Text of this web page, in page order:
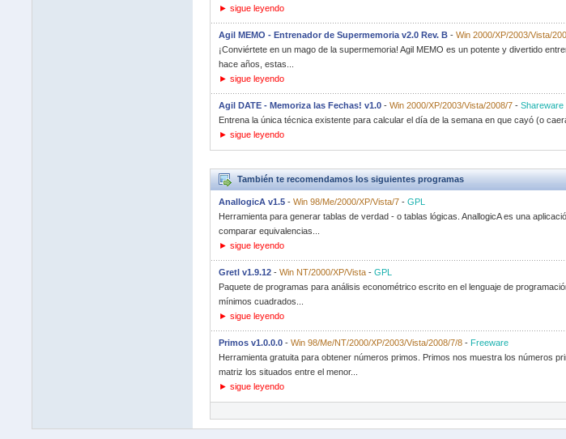
► sigue leyendo
Agil MEMO - Entrenador de Supermemoria v2.0 Rev. B- Win 2000/XP/2003/Vista/
¡Conviértete en un mago de la supermemoria! Agil MEMO es un potente y divertido
hace años, estas...
► sigue leyendo
Agil DATE - Memoriza las Fechas! v1.0- Win 2000/XP/2003/Vista/2008/7- Shareware
Entrena la única técnica existente para calcular el día de la semana en que cayó (o
► sigue leyendo
También te recomendamos los siguientes programas
AnallogicA v1.5- Win 98/Me/2000/XP/Vista/7- GPL
Herramienta para generar tablas de verdad - o tablas lógicas. AnallogicA es una
comparar equivalencias...
► sigue leyendo
Gretl v1.9.12- Win NT/2000/XP/Vista- GPL
Paquete de programas para análisis econométrico escrito en el lenguaje de
mínimos cuadrados...
► sigue leyendo
Primos v1.0.0.0- Win 98/Me/NT/2000/XP/2003/Vista/2008/7/8- Freeware
Herramienta gratuita para obtener números primos. Primos nos muestra los números
matriz los situados entre el menor...
► sigue leyendo